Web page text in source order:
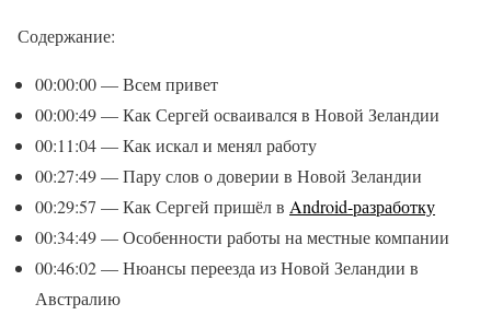
Содержание:
00:00:00 — Всем привет
00:00:49 — Как Сергей осваивался в Новой Зеландии
00:11:04 — Как искал и менял работу
00:27:49 — Пару слов о доверии в Новой Зеландии
00:29:57 — Как Сергей пришёл в Android-разработку
00:34:49 — Особенности работы на местные компании
00:46:02 — Нюансы переезда из Новой Зеландии в
Австралию